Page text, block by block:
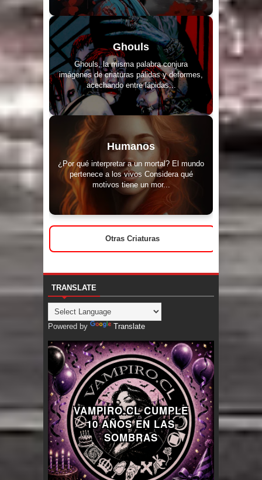
Ghouls
Ghouls, la misma palabra conjura
imágenes de criaturas pálidas y deformes,
acechando entre lápidas...
Humanos
¿Por qué interpretar a un mortal? El mundo
pertenece a los vivos Considera qué
motivos tiene un mor...
Otras Criaturas
TRANSLATE
Powered by Translate
VAMPIRO.CL CUMPLE
10 AÑOS EN LAS
SOMBRAS